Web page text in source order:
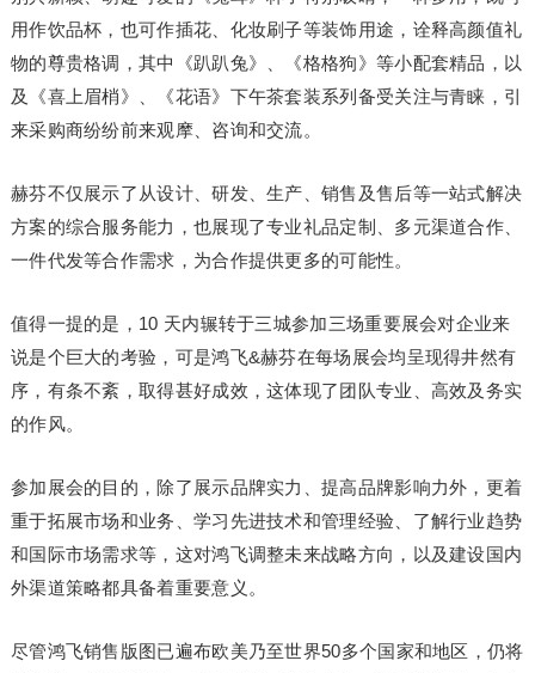
用作饮品杯，也可作插花、化妆刷子等装饰用途，诠释高颜值礼
物的尊贵格调，其中《趴趴兔》、《格格狗》等小配套精品，以
及《喜上眉梢》、《花语》下午茶套装系列备受关注与青睐，引
来采购商纷纷前来观摩、咨询和交流。
赫芬不仅展示了从设计、研发、生产、销售及售后等一站式解决
方案的综合服务能力，也展现了专业礼品定制、多元渠道合作、
一件代发等合作需求，为合作提供更多的可能性。
值得一提的是，10 天内辗转于三城参加三场重要展会对企业来
说是个巨大的考验，可是鸿飞&赫芬在每场展会均呈现得井然有
序，有条不紊，取得甚好成效，这体现了团队专业、高效及务实
的作风。
参加展会的目的，除了展示品牌实力、提高品牌影响力外，更着
重于拓展市场和业务、学习先进技术和管理经验、了解行业趋势
和国际市场需求等，这对鸿飞调整未来战略方向，以及建设国内
外渠道策略都具备着重要意义。
尽管鸿飞销售版图已遍布欧美乃至世界50多个国家和地区，仍将